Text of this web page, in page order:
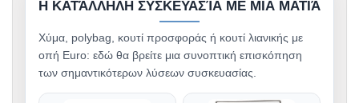
Η ΚΑΤΆΛΛΗΛΗ ΣΥΣΚΕΥΑΣΊΑ ΜΕ ΜΙΑ ΜΑΤΙΆ
Χύμα, polybag, κουτί προσφοράς ή κουτί λιανικής με
οπή Euro: εδώ θα βρείτε μια συνοπτική επισκόπηση
των σημαντικότερων λύσεων συσκευασίας.